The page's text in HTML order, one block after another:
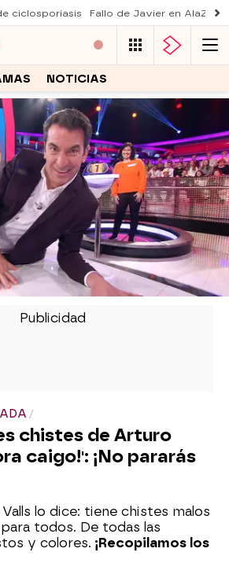
ciclosporiasis Fallo de Javier en AlaZ
NOTICIAS
chistes de Arturo
caigo!': ¡No pararás
lo dice: tiene chistes malos
todos. De todas las
y colores. ¡Recopilamos los